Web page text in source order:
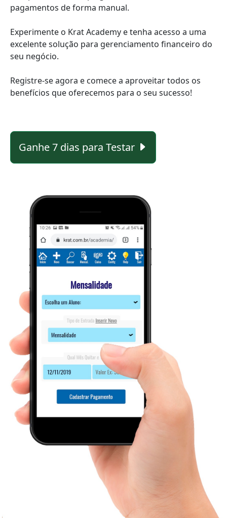
pagamentos de forma manual.
Experimente o Krat Academy e tenha acesso a uma
excelente solução para gerenciamento financeiro do
seu negócio.
Registre-se agora e comece a aproveitar todos os
benefícios que oferecemos para o seu sucesso!
Ganhe 7 dias para Testar